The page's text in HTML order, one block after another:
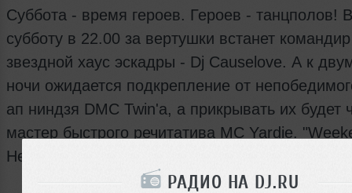
РАДИО НА DJ.RU
Суббота - время героев. Героев - танцполов!
субботу в 22.00 за вертушки встанет командир
звездной хаус эскадры - Dj Causelove. А к
ночи ожидается подкрепление от
ап ниндзя DMC Twin'a, а прикрывать их будет
мастер быстрого речитатива MC Yardie.
Heroes" ждут Тебя!